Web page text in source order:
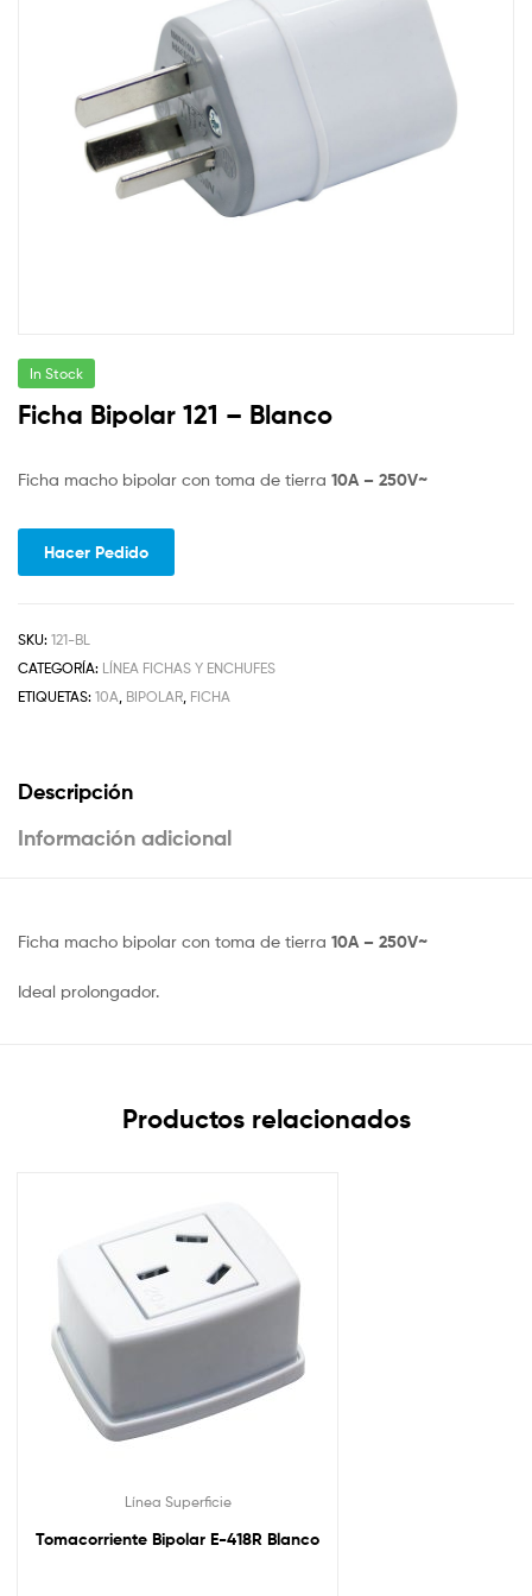
In Stock
Ficha Bipolar 121 – Blanco
Ficha macho bipolar con toma de tierra 10A – 250V~
Hacer Pedido
SKU: 121-BL
CATEGORÍA: LÍNEA FICHAS Y ENCHUFES
ETIQUETAS: 10A, BIPOLAR, FICHA
Descripción
Información adicional
Ficha macho bipolar con toma de tierra 10A – 250V~
Ideal prolongador.
Productos relacionados
Línea Superficie
Tomacorriente Bipolar E-418R Blanco